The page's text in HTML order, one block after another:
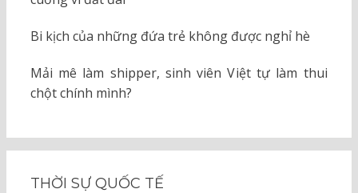
Bi kịch của những đứa trẻ không được nghỉ hè
Mải mê làm shipper, sinh viên Việt tự làm thui
chột chính mình?
THỜI SỰ QUỐC TẾ